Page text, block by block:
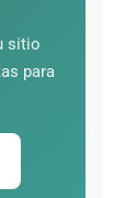
sitio
para